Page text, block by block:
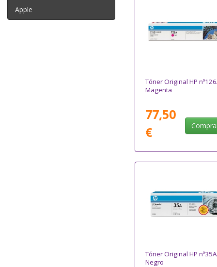
Apple
Tóner Original HP
Magenta
77,50
€
Tóner Original HP
Negro